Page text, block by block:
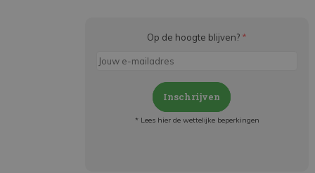
Op de hoogte blijven? *
Inschrijven
* Lees hier de wettelijke beperkingen